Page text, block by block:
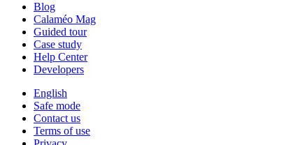
Blog
Calaméo Mag
Guided tour
Case study
Help Center
Developers
English
Safe mode
Contact us
Terms of use